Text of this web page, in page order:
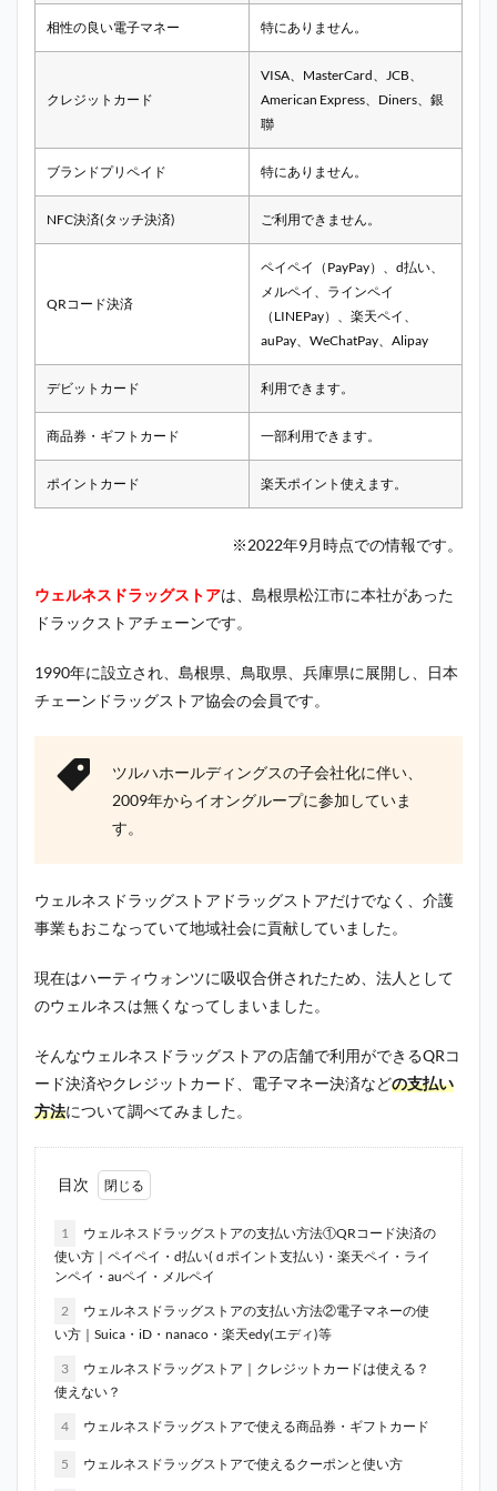
相性の良い電子マネー 特にありません。
クレジットカード
VISA、MasterCard、JCB、
American Express、Diners、銀
聯
ブランドプリペイド 特にありません。
NFC決済(タッチ決済) ご利用できません。
QRコード決済
ペイペイ（PayPay）、d払い、
メルペイ、ラインペイ
（LINEPay）、楽天ペイ、
auPay、WeChatPay、Alipay
デビットカード 利用できます。
商品券・ギフトカード 一部利用できます。
ポイントカード 楽天ポイント使えます。
※2022年9月時点での情報です。
ウェルネスドラッグストアは、島根県松江市に本社があった
ドラックストアチェーンです。
1990年に設立され、島根県、鳥取県、兵庫県に展開し、日本
チェーンドラッグストア協会の会員です。
ツルハホールディングスの子会社化に伴い、
2009年からイオングループに参加していま
す。
ウェルネスドラッグストアドラッグストアだけでなく、介護
事業もおこなっていて地域社会に貢献していました。
現在はハーティウォンツに吸収合併されたため、法人として
のウェルネスは無くなってしまいました。
そんなウェルネスドラッグストアの店舗で利用ができるQRコ
ード決済やクレジットカード、電子マネー決済などの支払い
方法について調べてみました。
目次
1
ウェルネスドラッグストアの支払い方法①QRコード決済の
使い方｜ペイペイ・d払い(ｄポイント支払い)・楽天ペイ・ライ
ンペイ・auペイ・メルペイ
2
ウェルネスドラッグストアの支払い方法②電子マネーの使
い方｜Suica・iD・nanaco・楽天edy(エディ)等
3
ウェルネスドラッグストア｜クレジットカードは使える？
使えない？
4 ウェルネスドラッグストアで使える商品券・ギフトカード
5 ウェルネスドラッグストアで使えるクーポンと使い方